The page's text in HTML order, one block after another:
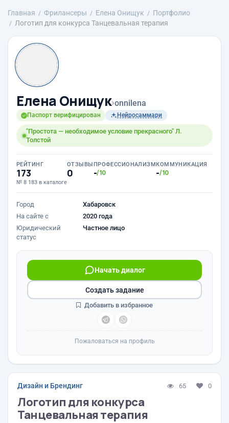
Главная Фрилансеры Елена Онищук
Портфолио
Логотип для конкурса Танцевальная терапия
Елена Онищук›onnilena
Паспорт верифицирован Нейросаммари
"Простота — необходимое условие прекрасного" Л.
Толстой
РЕЙТИНГ
173
№ 8 183 в каталоге
ОТЗЫВЫ
0
ПРОФЕССИОНАЛИЗМ
-/10
КОММУНИКАЦИЯ
-/10
Город
Хабаровск
На сайте с
2020 года
Юридический
статус
Частное лицо
Начать диалог
Создать задание
Добавить в избранное
Пожаловаться на профиль
Дизайн и Брендинг 65 0
Логотип для конкурса
Танцевальная терапия